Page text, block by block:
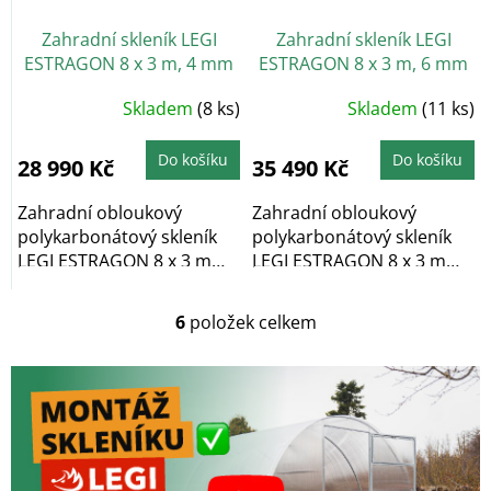
Zahradní skleník LEGI
ESTRAGON 8 x 3 m, 4 mm
v hodnotě 1152 Kč
ZDARMA
5,0
z
hvězdiček.
Skladem(8 ks)
28 990 Kč Do košíku
Zahradní obloukový
polykarbonátový skleník
LEGI ESTRAGON 8 x 3 m
Zahradní skleník LEGI
ESTRAGON 8 x 3 m, 6 mm
v hodnotě 1152 Kč
ZDARMA
Průměrné
hodnocení
5,0
z
hvězdiček.
Skladem(11 ks)
35 490 Kč Do košíku
Zahradní obloukový
polykarbonátový skleník
LEGI ESTRAGON 8 x 3 m
O
l
d
a
í
6položek celkem